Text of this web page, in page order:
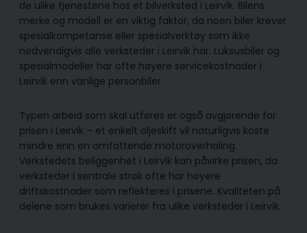
de ulike tjenestene hos et bilverksted i Leirvik. Bilens
merke og modell er en viktig faktor, da noen biler krever
spesialkompetanse eller spesialverktøy som ikke
nødvendigvis alle verksteder i Leirvik har. Luksusbiler og
spesialmodeller har ofte høyere servicekostnader i
Leirvik enn vanlige personbiler.
Typen arbeid som skal utføres er også avgjørende for
prisen i Leirvik – et enkelt oljeskift vil naturligvis koste
mindre enn en omfattende motoroverhaling.
Verkstedets beliggenhet i Leirvik kan påvirke prisen, da
verksteder i sentrale strøk ofte har høyere
driftskostnader som reflekteres i prisene. Kvaliteten på
delene som brukes varierer fra ulike verksteder i Leirvik.